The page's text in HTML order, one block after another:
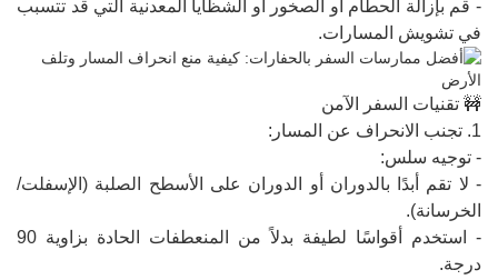
- قم بإزالة الحطام أو الصخور أو الشظايا المعدنية التي قد تتسبب
في تشويش المسارات.
🚧 تقنيات السفر الآمن
1. تجنب الانحراف عن المسار:
- توجيه سلس:
- لا تقم أبدًا بالدوران أو الدوران على الأسطح الصلبة (الإسفلت/
الخرسانة).
- استخدم أقواسًا لطيفة بدلاً من المنعطفات الحادة بزاوية 90
درجة.